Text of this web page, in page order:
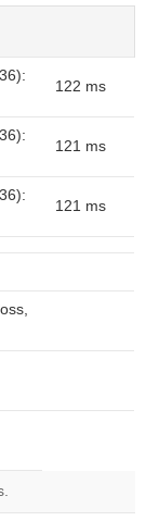
122 ms
121 ms
121 ms